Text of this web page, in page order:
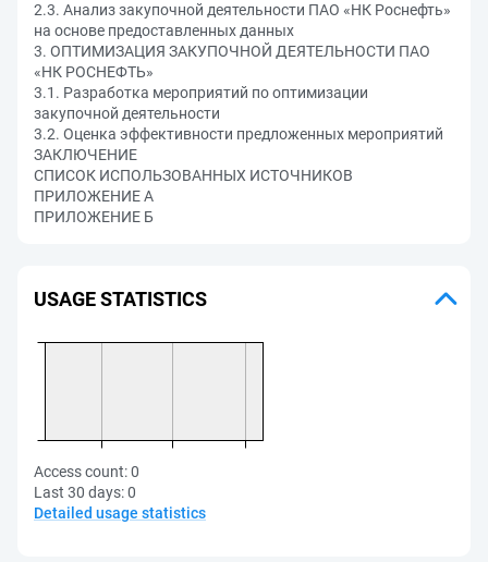
2.3. Анализ закупочной деятельности ПАО «НК Роснефть»
на основе предоставленных данных
3. ОПТИМИЗАЦИЯ ЗАКУПОЧНОЙ ДЕЯТЕЛЬНОСТИ ПАО
«НК РОСНЕФТЬ»
3.1. Разработка мероприятий по оптимизации
закупочной деятельности
3.2. Оценка эффективности предложенных мероприятий
ЗАКЛЮЧЕНИЕ
СПИСОК ИСПОЛЬЗОВАННЫХ ИСТОЧНИКОВ
ПРИЛОЖЕНИЕ А
ПРИЛОЖЕНИЕ Б
USAGE STATISTICS
Access count:0
Last 30 days:0
Detailed usage statistics